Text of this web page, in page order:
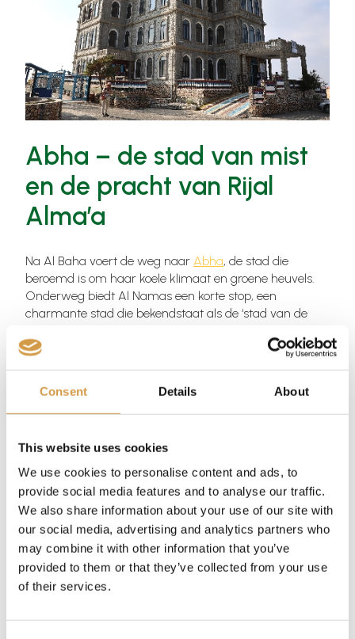
Consent Details About
This website uses cookies
We use cookies to personalise content and ads, to
provide social media features and to analyse our traffic.
We also share information about your use of our site with
our social media, advertising and analytics partners who
may combine it with other information that you’ve
provided to them or that they’ve collected from your use
of their services.
Abha – de stad van mist
en de pracht van Rijal
Alma’a
Na Al Baha voert de weg naar Abha, de stad die
beroemd is om haar koele klimaat en groene heuvels.
Onderweg biedt Al Namas een korte stop, een
charmante stad die bekendstaat als de ‘stad van de
omgeving omhult. In
zelf zijn de markten en
district en de Tuesday Market, drukbezocht. Dit deel
van Saoedi Arabië kent een rijke culturele traditie die
terug te zien is in de ambachten en producten op de
Het hoogtepunt van deze regio is ongetwijfeld Rijal
Alma’a, een kleurrijk dorp dat gebouwd is met
basaltstenen. De gebouwen, gedecoreerd met
witgekleurde kwarts, vertellen de verhalen van een
eeuwenoude samenleving die haar identiteit en
architectonische erfgoed door de eeuwen heen heeft
behouden. Rijal Alma’a is niet zomaar een dorp, maar
een levend museum dat de bezoeker terugbrengt naar